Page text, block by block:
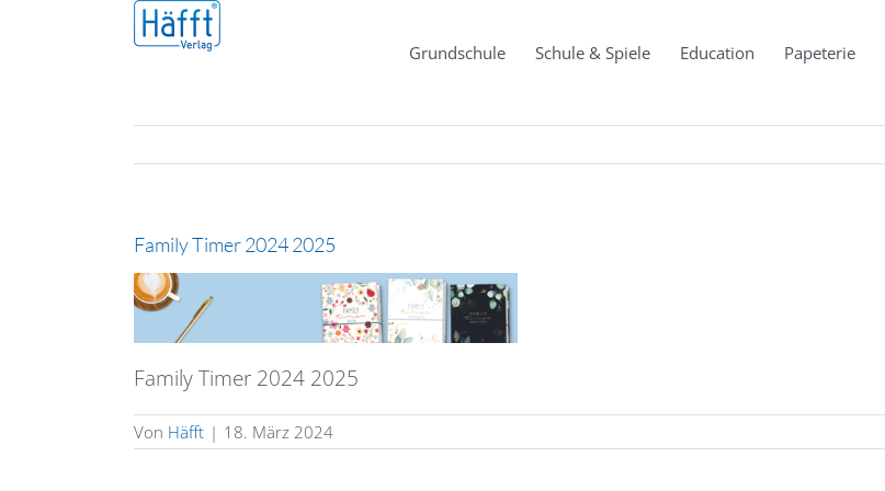
Grundschule Schule & Spiele Education Papeterie
Family Timer 2024 2025
Family Timer 2024 2025
Von Häfft | 18. März 2024